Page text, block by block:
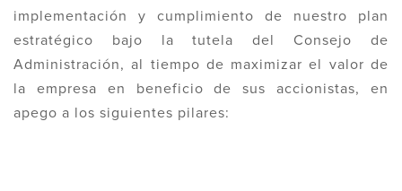
implementación y cumplimiento de nuestro plan
estratégico bajo la tutela del Consejo de
Administración, al tiempo de maximizar el valor de
la empresa en beneficio de sus accionistas, en
apego a los siguientes pilares: